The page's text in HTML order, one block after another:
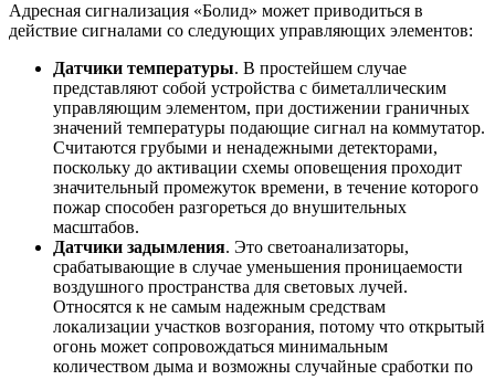
Адресная сигнализация «Болид» может приводиться в
действие сигналами со следующих управляющих элементов:
Датчики температуры. В простейшем случае
представляют собой устройства с биметаллическим
управляющим элементом, при достижении граничных
значений температуры подающие сигнал на коммутатор.
Считаются грубыми и ненадежными детекторами,
поскольку до активации схемы оповещения проходит
значительный промежуток времени, в течение которого
пожар способен разгореться до внушительных
масштабов.
Датчики задымления. Это светоанализаторы,
срабатывающие в случае уменьшения проницаемости
воздушного пространства для световых лучей.
Относятся к не самым надежным средствам
локализации участков возгорания, потому что открытый
огонь может сопровождаться минимальным
количеством дыма и возможны случайные сработки по